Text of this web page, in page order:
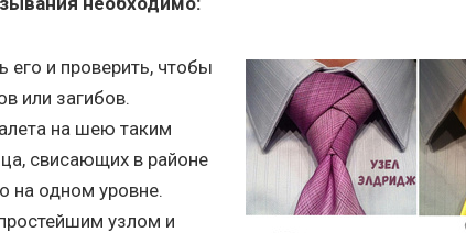
его и проверить, чтобы
или загибов.
на шею таким
свисающих в районе
на одном уровне.
узлом и